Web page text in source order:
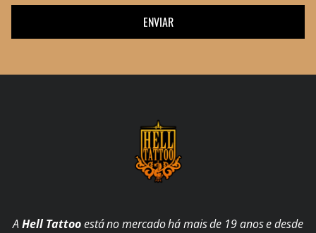
ENVIAR
AHell Tattooestá no mercado há mais de 19 anos e desde